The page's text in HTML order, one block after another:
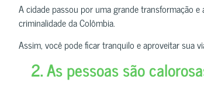
A cidade passou por uma grande transformação
criminalidade da Colômbia.
Assim, você pode ficar tranquilo e aproveitar sua
2. As pessoas são